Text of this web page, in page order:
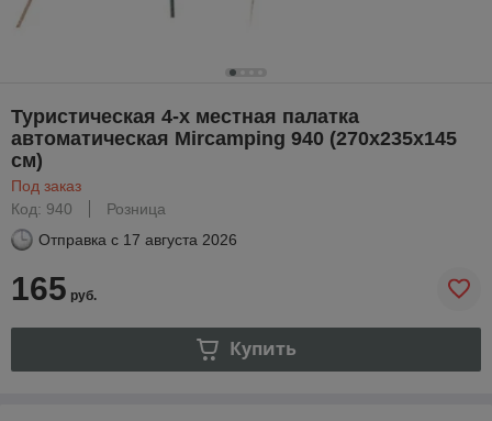
Туристическая 4-х местная палатка
автоматическая Mircamping 940 (270х235х145
см)
Под заказ
Код: 940
Розница
Отправка с 17 августа 2026
165 руб.
Купить